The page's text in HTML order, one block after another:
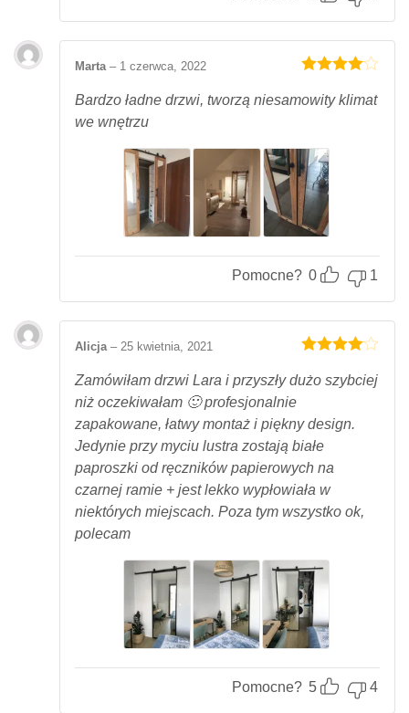
4na 5.
Marta – 1 czerwca, 2022
Bardzo ładne drzwi, tworzą niesamowity klimat
we wnętrzu
Pomocne? 0 1
4na 5.
Alicja – 25 kwietnia, 2021
Zamówiłam drzwi Lara i przyszły dużo szybciej
niż oczekiwałam 🙂 profesjonalnie
zapakowane, łatwy montaż i piękny design.
Jedynie przy myciu lustra zostają białe
paproszki od ręczników papierowych na
czarnej ramie + jest lekko wypłowiała w
niektórych miejscach. Poza tym wszystko ok,
polecam
Pomocne? 5 4